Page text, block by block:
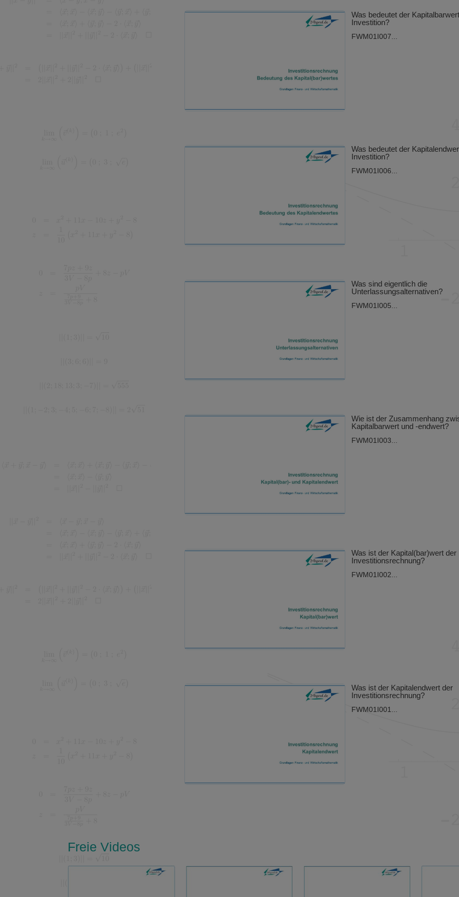
Was bedeutet der
Investition?
FWM01I007...
Was bedeutet der
Investition?
FWM01I006...
Was sind eigentlich die
Unterlassungsalternativen?
FWM01I005...
Wie ist der Zusammenhang
Kapitalbarwert und -endwert?
FWM01I003...
Was ist der Kapital(bar)wert der
Investitionsrechnung?
FWM01I002...
Was ist der Kapitalendwert der
Investitionsrechnung?
FWM01I001...
Freie Videos